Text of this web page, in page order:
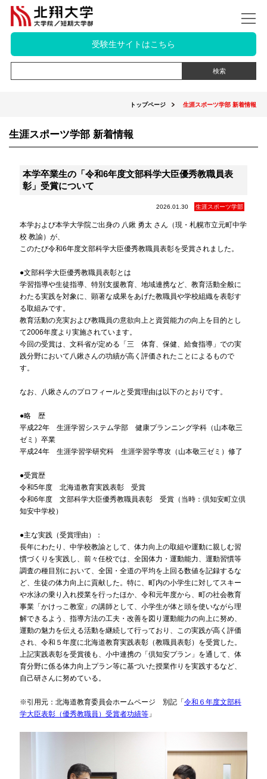
受験生サイトはこちら
トップページ 生涯スポーツ学部 新着情報
生涯スポーツ学部 新着情報
本学卒業生の「令和6年度文部科学大臣優秀教職員表
彰」受賞について
2026.01.30 生涯スポーツ学部
本学および本学大学院ご出身の 八鍬 勇太 さん （現・札幌市立元町中学
校 教諭）が、
このたび令和6年度文部科学大臣優秀教職員表彰を受賞されました。
●文部科学大臣優秀教職員表彰とは
学習指導や生徒指導、特別支援教育、地域連携など、教育活動全般に
わたる実践を対象に、顕著な成果をあげた教職員や学校組織を表彰す
る取組みです。
教育活動の充実および教職員の意欲向上と資質能力の向上を目的とし
て2006年度より実施されています。
今回の受賞は、文科省が定める「三 体育、保健、給食指導」での実
践分野において八鍬さんの功績が高く評価されたことによるもので
す。
なお、八鍬さんのプロフィールと受賞理由は以下のとおりです。
●略 歴
平成22年 生涯学習システム学部 健康プランニング学科（山本敬三
ゼミ）卒業
平成24年 生涯学習学研究科 生涯学習学専攻（山本敬三ゼミ）修了
●受賞歴
令和5年度 北海道教育実践表彰 受賞
令和6年度 文部科学大臣優秀教職員表彰 受賞（当時：倶知安町立倶
知安中学校）
●主な実践（受賞理由）：
長年にわたり、中学校教諭として、体力向上の取組や運動に親しむ習
慣づくりを実践し、前々任校では、全国体力・運動能力、運動習慣等
調査の種目別において、全国・全道の平均を上回る数値を記録するな
ど、生徒の体力向上に貢献した。特に、町内の小学生に対してスキー
や水泳の乗り入れ授業を行ったほか、令和元年度から、町の社会教育
事業「かけっこ教室」の講師として、小学生が体と頭を使いながら理
解できるよう、指導方法の工夫・改善を図り運動能力の向上に努め、
運動の魅力を伝える活動を継続して行っており、この実践が高く評価
され、令和５年度に北海道教育実践表彰（教職員表彰）を受賞した。
上記実践表彰を受賞後も、小中連携の「倶知安プラン」を通して、体
育分野に係る体力向上プラン等に基づいた授業作りを実践するなど、
自己研さんに努めている。
※引用元：北海道教育委員会ホームページ 別記「 令和６年度文部科
学大臣表彰（優秀教職員）受賞者功績等」